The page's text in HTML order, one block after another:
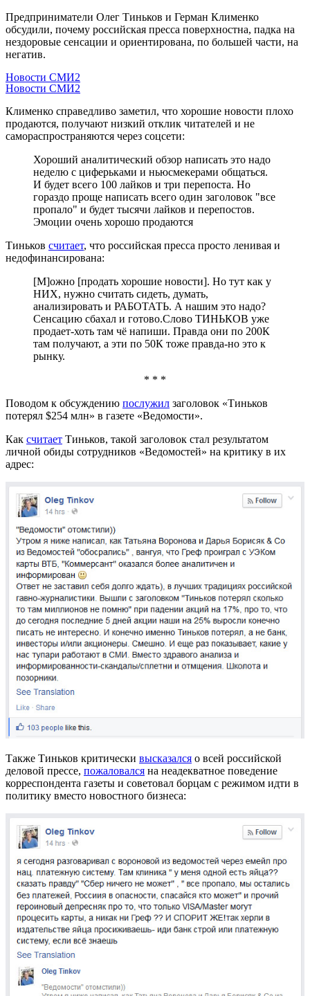
Предприниматели Олег Тиньков и Герман Клименко
обсудили, почему российская пресса поверхностна, падка на
нездоровые сенсации и ориентирована, по большей части, на
негатив.
Новости СМИ2
Новости СМИ2
Клименко справедливо заметил, что хорошие новости плохо
продаются, получают низкий отклик читателей и не
самораспространяются через соцсети:
Хороший аналитический обзор написать это надо
неделю с циферьками и ньюсмекерами общаться.
И будет всего 100 лайков и три перепоста. Но
гораздо проще написать всего один заголовок "все
пропало" и будет тысячи лайков и перепостов.
Эмоции очень хорошо продаются
Тиньков считает, что российская пресса просто ленивая и
недофинансирована:
[М]ожно [продать хорошие новости]. Но тут как у
НИХ, нужно считать сидеть, думать,
анализировать и РАБОТАТЬ. А нашим это надо?
Сенсацию сбахал и готово.Слово ТИНЬКОВ уже
продает-хоть там чё напиши. Правда они по 200К
там получают, а эти по 50К тоже правда-но это к
рынку.
* * *
Поводом к обсуждению послужил заголовок «Тиньков
потерял $254 млн» в газете «Ведомости».
Как считает Тиньков, такой заголовок стал результатом
личной обиды сотрудников «Ведомостей» на критику в их
адрес:
Также Тиньков критически высказался о всей российской
деловой прессе, пожаловался на неадекватное поведение
корреспондента газеты и советовал борцам с режимом идти в
политику вместо новостного бизнеса: